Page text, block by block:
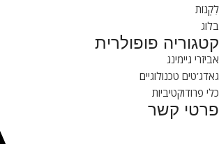
לִקְנוֹת
בלוג
קטגוריה פופולרית
אביזרי גיימינג
גאדג’טים טכנולוגיים
כלי פרודוקטיביות
פרטי קשר